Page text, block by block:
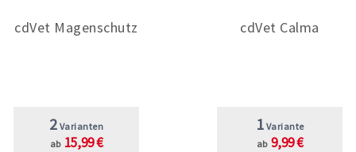
cdVet Magenschutz
2 Varianten
ab 15,99 €
cdVet Calma
1 Variante
ab 9,99 €